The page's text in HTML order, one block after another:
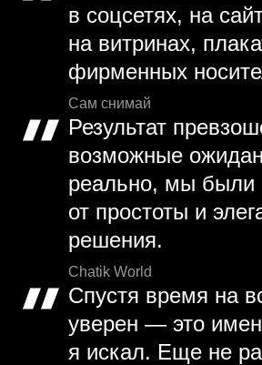
в соцсетях, на
на витринах,
фирменных
Сам снимай
Результат
возможные
реально, мы были
от простоты и
решения.
Chatik World
Спустя время на
уверен — это
я искал. Еще не